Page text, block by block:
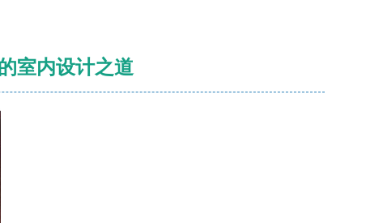
室内设计之道